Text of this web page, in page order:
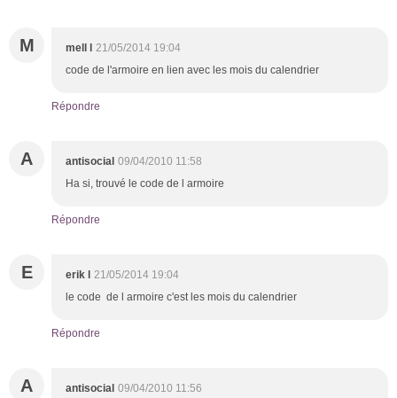
M mell l 21/05/2014 19:04
code de l'armoire en lien avec les mois du calendrier
Répondre
A antisocial 09/04/2010 11:58
Ha si, trouvé le code de l armoire
Répondre
E erik l 21/05/2014 19:04
le code de l armoire c'est les mois du calendrier
Répondre
A antisocial 09/04/2010 11:56